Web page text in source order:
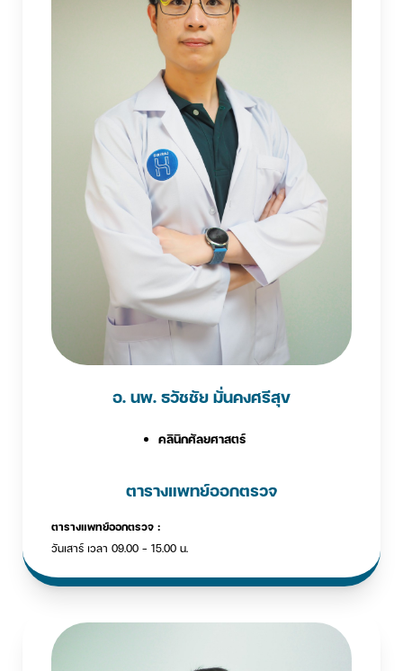
อ. นพ. ธวัชชัย มั่นคงศรีสุข
คลินิกศัลยศาสตร์
ตารางแพทย์ออกตรวจ
ตารางแพทย์ออกตรวจ :
วันเสาร์ เวลา 09.00 - 15.00 น.